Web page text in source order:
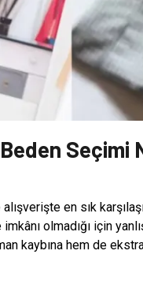
Seçimi
en sık
olmadığı için
kaybına hem de